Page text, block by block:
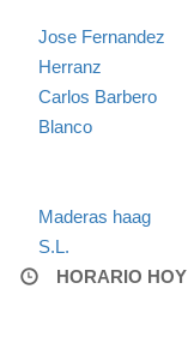
Jose Fernandez
Herranz
Carlos Barbero
Blanco
Maderas haag
S.L.
HORARIO HOY